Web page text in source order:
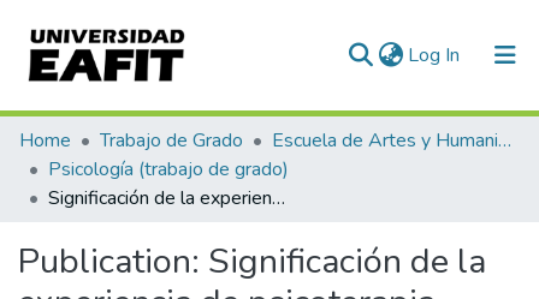
Log In (current)
Communities & Collections
All of DSpace
Home Trabajo de Grado
Escuela de Artes y Humanidades
Psicología (trabajo de grado)
Significación de la experiencia de psicoterapia cognitivo-conductual asistida por computador de un grupo de pacientes de la ciudad de Medellín
Publication: Significación de la